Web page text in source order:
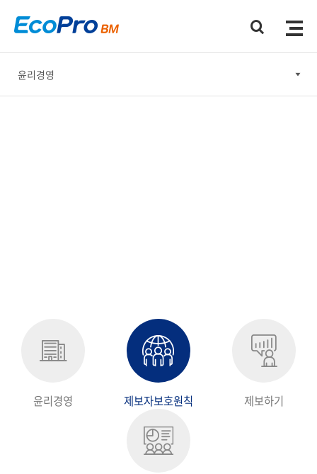
윤리경영
윤리경영 제보자보호원칙 제보하기